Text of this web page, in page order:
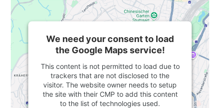
We need your consent to load
the Google Maps service!
This content is not permitted to load due to
trackers that are not disclosed to the
visitor. The website owner needs to setup
the site with their CMP to add this content
to the list of technologies used.